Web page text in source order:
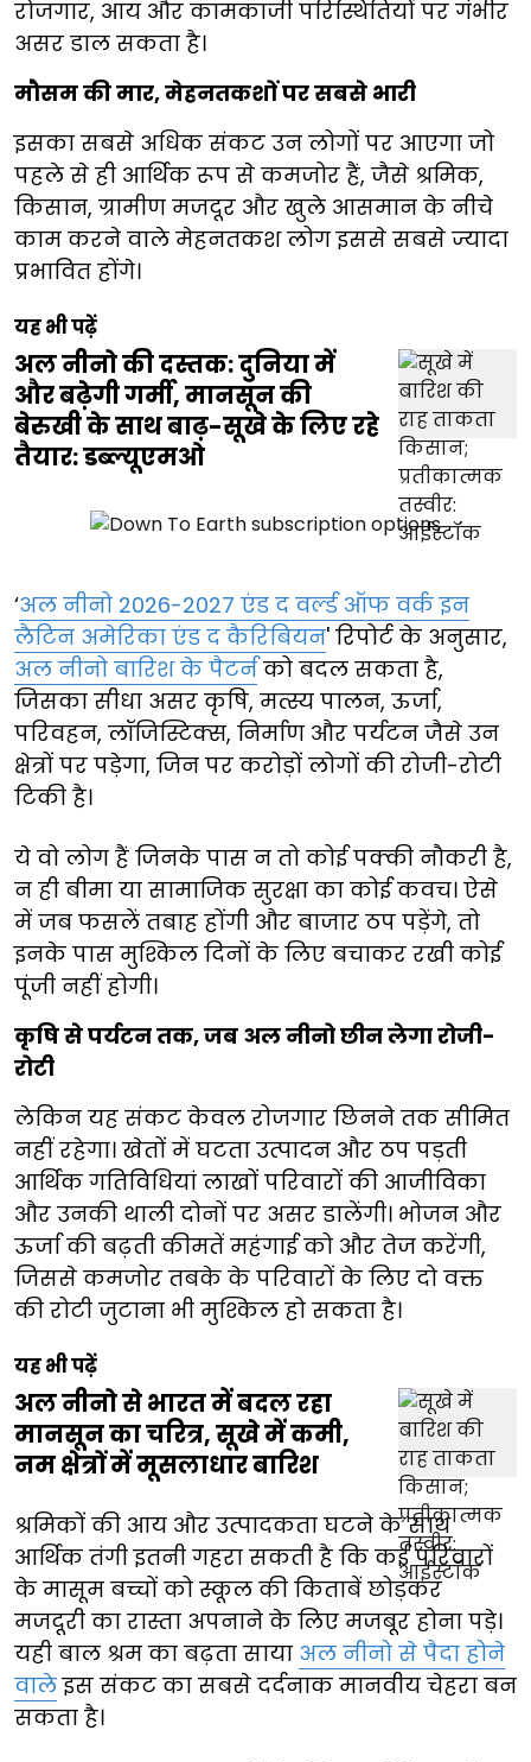
रोजगार, आय और कामकाजी परिस्थितियों पर गंभीर
असर डाल सकता है।
मौसम की मार, मेहनतकशों पर सबसे भारी
इसका सबसे अधिक संकट उन लोगों पर आएगा जो
पहले से ही आर्थिक रूप से कमजोर हैं, जैसे श्रमिक,
किसान, ग्रामीण मजदूर और खुले आसमान के नीचे
काम करने वाले मेहनतकश लोग इससे सबसे ज्यादा
प्रभावित होंगे।
यह भी पढ़ें
अल नीनो की दस्तक: दुनिया में
और बढ़ेगी गर्मी, मानसून की
बेरुखी के साथ बाढ़-सूखे के लिए रहे
तैयार: डब्ल्यूएमओ
‘अल नीनो 2026-2027 एंड द वर्ल्ड ऑफ वर्क इन
लैटिन अमेरिका एंड द कैरिबियन' रिपोर्ट के अनुसार,
अल नीनो बारिश के पैटर्नको बदल सकता है,
जिसका सीधा असर कृषि, मत्स्य पालन, ऊर्जा,
परिवहन, लॉजिस्टिक्स, निर्माण और पर्यटन जैसे उन
क्षेत्रों पर पड़ेगा, जिन पर करोड़ों लोगों की रोजी-रोटी
टिकी है।
ये वो लोग हैं जिनके पास न तो कोई पक्की नौकरी है,
न ही बीमा या सामाजिक सुरक्षा का कोई कवच। ऐसे
में जब फसलें तबाह होंगी और बाजार ठप पड़ेंगे, तो
इनके पास मुश्किल दिनों के लिए बचाकर रखी कोई
पूंजी नहीं होगी।
कृषि से पर्यटन तक, जब अल नीनो छीन लेगा रोजी-
रोटी
लेकिन यह संकट केवल रोजगार छिनने तक सीमित
नहीं रहेगा। खेतों में घटता उत्पादन और ठप पड़ती
आर्थिक गतिविधियां लाखों परिवारों की आजीविका
और उनकी थाली दोनों पर असर डालेंगी। भोजन और
ऊर्जा की बढ़ती कीमतें महंगाई को और तेज करेंगी,
जिससे कमजोर तबके के परिवारों के लिए दो वक्त
की रोटी जुटाना भी मुश्किल हो सकता है।
यह भी पढ़ें
अल नीनो से भारत में बदल रहा
मानसून का चरित्र, सूखे में कमी,
नम क्षेत्रों में मूसलाधार बारिश
श्रमिकों की आय और उत्पादकता घटने के साथ
आर्थिक तंगी इतनी गहरा सकती है कि कई परिवारों
के मासूम बच्चों को स्कूल की किताबें छोड़कर
मजदूरी का रास्ता अपनाने के लिए मजबूर होना पड़े।
यही बाल श्रम का बढ़ता साया अल नीनो से पैदा होने
वालेइस संकट का सबसे दर्दनाक मानवीय चेहरा बन
सकता है।